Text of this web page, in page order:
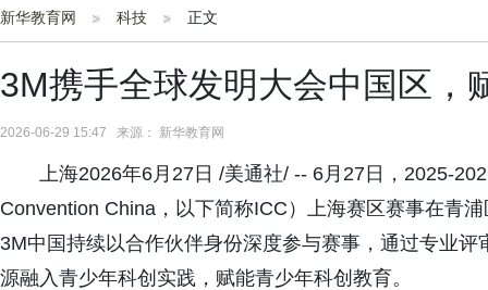
新华教育网 科技 正文
3M携手全球发明大会中国区，
2026-06-29 15:47 来源： 新华教育网
上海2026年6月27日 /美通社/ -- 6月27日，2025-
Convention China，以下简称ICC）上海赛区赛事在青
3M中国持续以合作伙伴身份深度参与赛事，通过专业
源融入青少年科创实践，赋能青少年科创教育。